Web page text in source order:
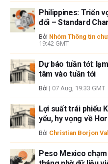
các tác giả và không nhất thiết
chính thức của FXStreet cũng như
sẽ không chịu trách nhiệm về
được đăng trên trang này.
Nếu không được đề cập rõ ràng
cập trong bài viết này và không có
nào được đề cập. Tác giả không
này, ngoài từ FXStreet.
giả không cam đoan về tính chính
tin này. FXStreet và tác giả sẽ
thiếu sót hoặc bất kỳ tổn thất,
thông tin này và việc hiển thị hoặc
lỗi và thiếu sót.
Philippines: Triển
đổi – Standard
Bởi Nhóm Thông tin
19:42 GMT
Dự báo tuần tới:
tâm vào tuần tới
Bởi | 07 Aug, 19:33 GMT
Lợi suất trái phiếu
yếu, hy vọng về
Bởi Christian Borjon
Peso Mexico